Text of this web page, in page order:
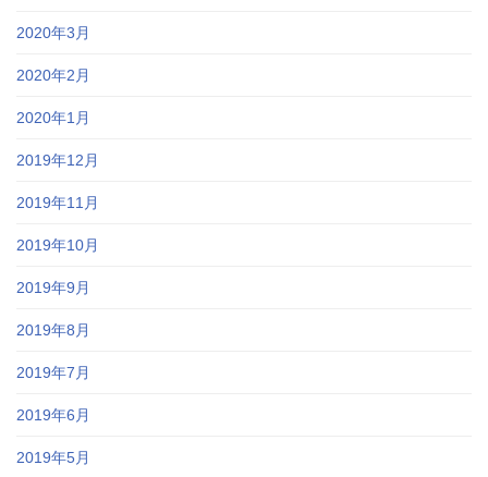
2020年3月
2020年2月
2020年1月
2019年12月
2019年11月
2019年10月
2019年9月
2019年8月
2019年7月
2019年6月
2019年5月